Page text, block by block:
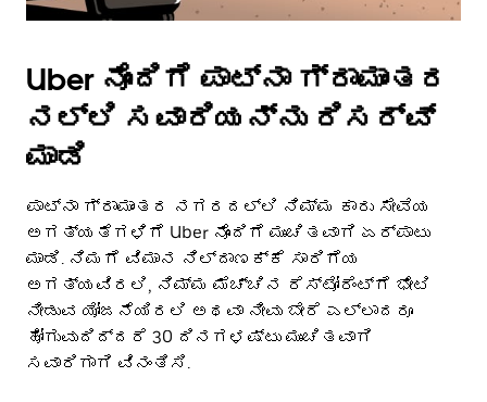
Uber ನೊಂದಿಗೆ ಪಾಟ್ನಾ ಗ್ರಾಮಾಂತರ
ನಲ್ಲಿ ಸವಾರಿಯನ್ನು ರಿಸರ್ವ್
ಮಾಡಿ
ಪಾಟ್ನಾ ಗ್ರಾಮಾಂತರ ನಗರದಲ್ಲಿ ನಿಮ್ಮ ಕಾರು ಸೇವೆಯ
ಅಗತ್ಯತೆಗಳಿಗೆ Uber ನೊಂದಿಗೆ ಮುಂಚಿತವಾಗಿ ಏರ್ಪಾಟು
ಮಾಡಿ. ನಿಮಗೆ ವಿಮಾನ ನಿಲ್ದಾಣಕ್ಕೆ ಸಾರಿಗೆಯ
ಅಗತ್ಯವಿರಲಿ, ನಿಮ್ಮ ಮೆಚ್ಚಿನ ರೆಸ್ಟೋರೆಂಟ್‌ಗೆ ಭೇಟಿ
ನೀಡುವ ಯೋಜನೆಯಿರಲಿ ಅಥವಾ ನೀವು ಬೇರೆ ಎಲ್ಲಾದರೂ
ಹೋಗುವುದಿದ್ದರೆ 30 ದಿನಗಳಷ್ಟು ಮುಂಚಿತವಾಗಿ
ಸವಾರಿಗಾಗಿ ವಿನಂತಿಸಿ.